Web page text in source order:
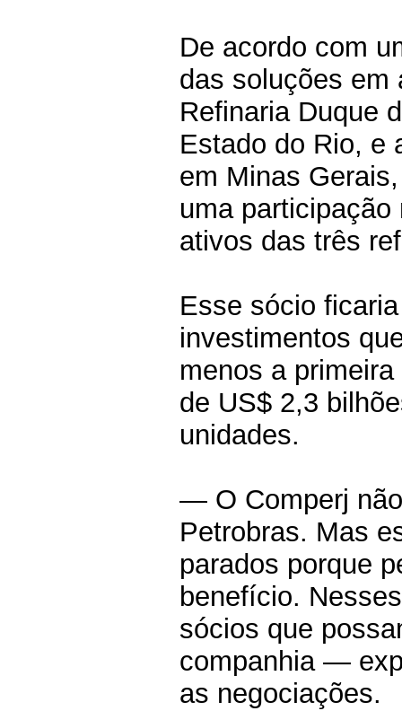
De acordo com
das soluções em
Refinaria Duque
Estado do Rio, e
em Minas
uma
ativos das três
Esse sócio
investimentos
menos a
de US$ 2,3
unidades.
— O Comperj
Petrobras. Mas
parados porque
benefício.
sócios que
companhia —
as negociações.